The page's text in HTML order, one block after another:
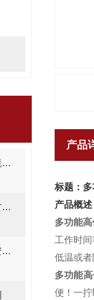
微型催化剂评价装置在石化与环境保护中的应用
催化氢化反应装置的设计与优化方法是怎样的？
光热催化反应装置的操作条件与安全管理方法
产品
标题：
产品概述
多功能
工作时
低温或
多功能
便！一